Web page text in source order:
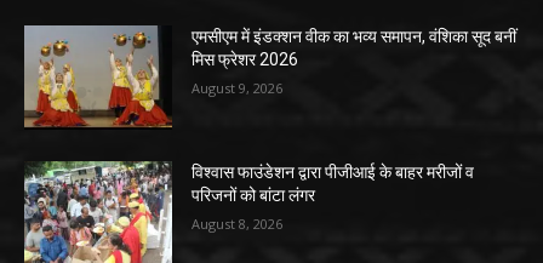
एमसीएम में इंडक्शन वीक का भव्य समापन, वंशिका सूद बनीं
मिस फ्रेशर 2026
August 9, 2026
विश्वास फाउंडेशन द्वारा पीजीआई के बाहर मरीजों व
परिजनों को बांटा लंगर
August 8, 2026